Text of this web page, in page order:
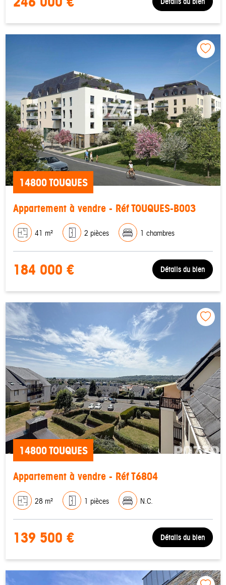
14800 TOUQUES
Appartement à vendre - Réf TOUQUES-B003
41 m² 2 pièces 1 chambres
184 000 € Détails du bien
14800 TOUQUES
Appartement à vendre - Réf T6804
28 m² 1 pièces N.C.
139 500 € Détails du bien